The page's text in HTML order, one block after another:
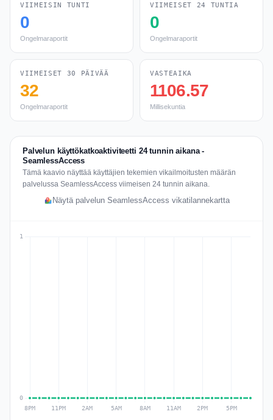
VIIMEISIN TUNTI
0
Ongelmaraportit
VIIMEISET 24 TUNTIA
0
Ongelmaraportit
VIIMEISET 30 PÄIVÄÄ
32
Ongelmaraportit
VASTEAIKA
1106.57
Millisekuntia
Palvelun käyttökatkoaktiviteetti 24 tunnin aikana -
SeamlessAccess
Tämä kaavio näyttää käyttäjien tekemien vikailmoitusten määrän
palvelussa SeamlessAccess viimeisen 24 tunnin aikana.
Näytä palvelun SeamlessAccess vikatilannekartta